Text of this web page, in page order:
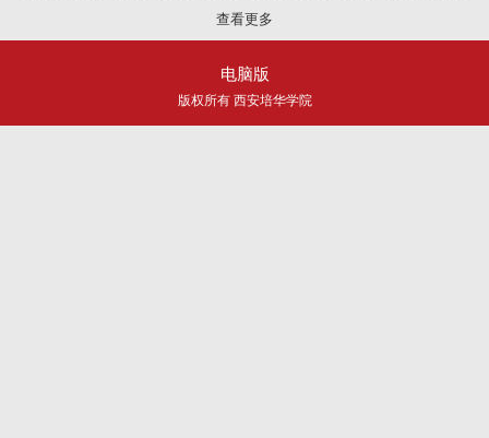
查看更多
电脑版
版权所有 西安培华学院